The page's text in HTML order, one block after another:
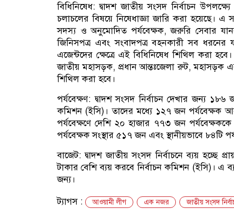
বিধিনিষেধ: দ্বাদশ জাতীয় সংসদ নির্বাচন
চলাচলের বিষয়ে নিষেধাজ্ঞা জারি করা হয়েছে। এ
সদস্য ও অনুমোদিত পর্যবেক্ষক, জরুরি সেবার
জিনিসপত্র এবং সংবাদপত্র বহনকারী সব ধরনের
এজেন্টদের ক্ষেত্রে এই বিধিনিষেধ শিথিল করা হবে।
জাতীয় মহাসড়ক, প্রধান আন্তঃজেলা রুট, মহাসড়ক
শিথিল করা হবে।
পর্যবেক্ষণ: দ্বাদশ সংসদ নির্বাচন দেখার জন্য
কমিশন (ইসি)। তাদের মধ্যে ১২৭ জন পর্যবেক্ষক
পর্যবেক্ষণে দেশি ২০ হাজার ৭৭৩ জন
পর্যবেক্ষক সংস্থার ৫১৭ জন এবং স্থানীয়ভাবে ৮৪টি
বাজেট: দ্বাদশ জাতীয় সংসদ নির্বাচনে ব্যয় হচ্ছে
টাকার বেশি ব্যয় করবে নির্বাচন কমিশন (ইসি)। এ
জন্য।
ট্যাগস :
আওয়ামী লীগ এক নজর জাতীয় সংসদ